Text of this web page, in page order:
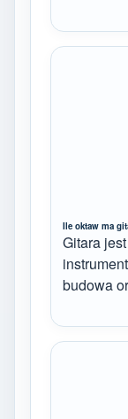
Ile oktaw ma
Gitara
budowa